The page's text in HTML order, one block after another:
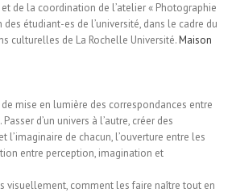
de la coordination de l’atelier « Photographie
étudiant-es de l’université, dans le cadre du
culturelles de La Rochelle Université.Maison
mise en lumière des correspondances entre
d’un univers à l’autre, créer des
l’imaginaire de chacun, l’ouverture entre les
entre perception, imagination et
visuellement, comment les faire naître tout en